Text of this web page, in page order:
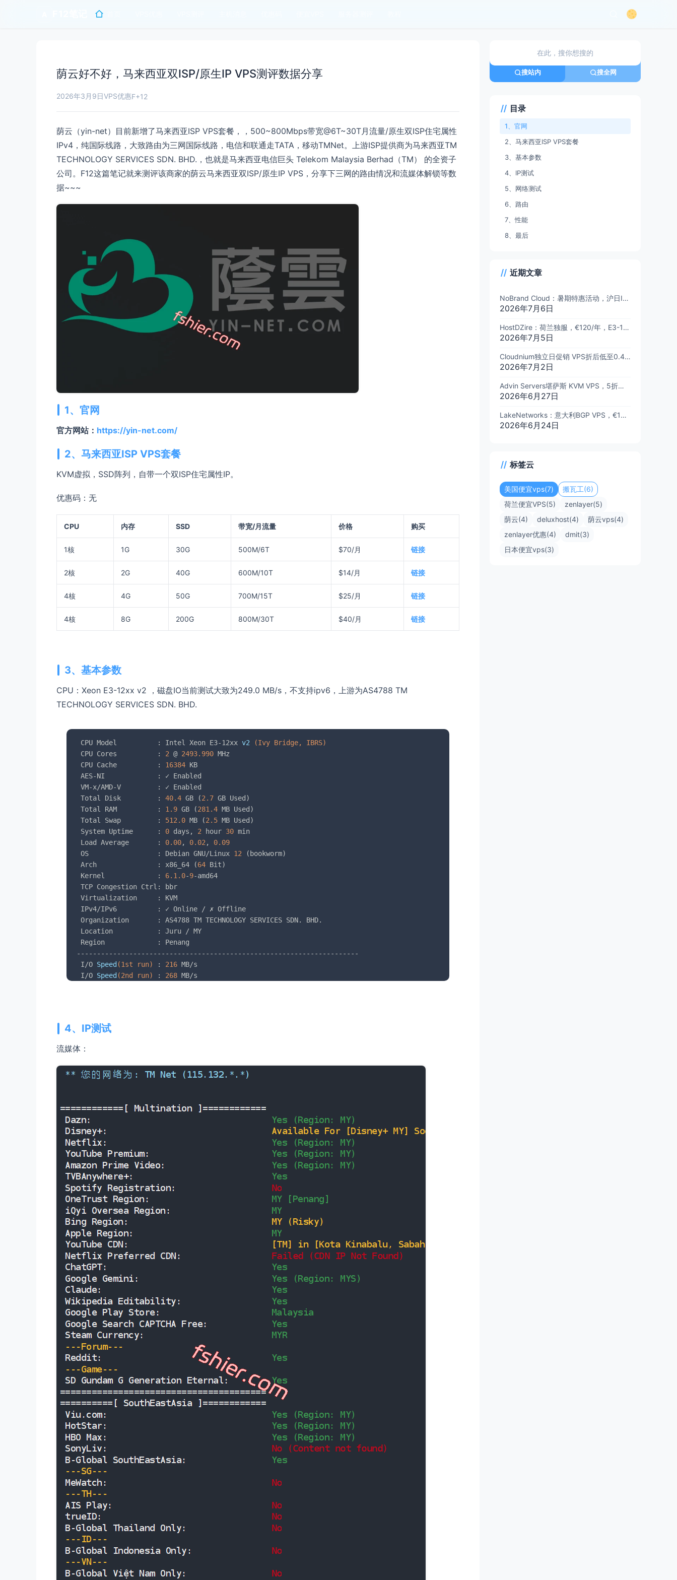
荫云好不好，马来西亚双ISP/原生IP VPS测评数据分享
2026年3月9日VPS优惠F+12
荫云（yin-net）目前新增了马来西亚ISP VPS套餐，，500~800Mbps带宽@6T~30T月流量/原生双ISP住宅属性
IPv4，纯国际线路，大致路由为三网国际线路，电信和联通走TATA，移动TMNet。上游ISP提供商为马来西亚TM
TECHNOLOGY SERVICES SDN. BHD.，也就是马来西亚电信巨头 Telekom Malaysia Berhad（TM） 的全资子
公司。F12这篇笔记就来测评该商家的荫云马来西亚双ISP/原生IP VPS，分享下三网的路由情况和流媒体解锁等数
据~~~
1、官网
官方网站： https://yin-net.com/
2、马来西亚ISP VPS套餐
KVM虚拟，SSD阵列，自带一个双ISP住宅属性IP。
优惠码：无
CPU 内存 SSD 带宽/月流量 价格 购买
1核 1G 30G 500M/6T $70/月 链接
2核 2G 40G 600M/10T $14/月 链接
4核 4G 50G 700M/15T $25/月 链接
4核 8G 200G 800M/30T $40/月 链接
3、基本参数
CPU：Xeon E3-12xx v2 ，磁盘IO当前测试大致为249.0 MB/s，不支持ipv6，上游为AS4788 TM
TECHNOLOGY SERVICES SDN. BHD.
CPU Model          : Intel Xeon E3-12xx v2
(Ivy Bridge, IBRS)
CPU Cores          : 2 @ 2493.990 MHz
CPU Cache          : 16384 KB
AES-NI             : ✓ Enabled
VM-x/AMD-V         : ✓ Enabled
Total Disk         : 40.4 GB (2.7 GB Used)
Total RAM          : 1.9 GB (281.4 MB Used)
Total Swap         : 512.0 MB (2.5 MB Used)
System Uptime      : 0 days, 2 hour 30 min
Load Average       : 0.00, 0.02, 0.09
OS                 : Debian GNU/Linux 12 (bookworm)
Arch               : x86_64 (64 Bit)
Kernel             : 6.1.0-9-amd64
TCP Congestion Ctrl: bbr
Virtualization     : KVM
IPv4/IPv6          : ✓ Online / ✗ Offline
Organization       : AS4788 TM TECHNOLOGY SERVICES SDN. BHD.
Location           : Juru / MY
Region             : Penang
----------------------------------------------------------------------
I/O Speed (1st run) : 216 MB/s
I/O Speed (2nd run) : 268 MB/s
4、IP测试
流媒体：
搜站内 搜全网
目录
1、官网
2、马来西亚ISP VPS套餐
3、基本参数
4、IP测试
5、网络测试
6、路由
7、性能
8、最后
近期文章
NoBrand Cloud：暑期特惠活动，沪日IPLC、日本等KVM VPS，全场7折优惠
2026年7月6日
HostDZire：荷兰独服，€120/年，E3-1245v5/16GB内存/960GB SSD/1Gbps@100TB流量
2026年7月5日
Cloudnium独立日促销 VPS折后低至0.49美元/月，2核/2G/20G SSD/NVMe /1Gbps@2TB流量
2026年7月2日
Advin Servers堪萨斯 KVM VPS，5折优惠，$8/月，8核/16G/128GB NVMe/10Gbps@32TB流量
2026年6月27日
LakeNetworks：意大利BGP VPS，€13.5/年，1核1G/10GB SSD/1Gbps@不限流量
2026年6月24日
标签云
美国便宜vps(7)
搬瓦工(6)
荷兰便宜VPS(5)
zenlayer(5)
荫云(4)
deluxhost(4)
荫云vps(4)
zenlayer优惠(4)
dmit(3)
日本便宜vps(3)